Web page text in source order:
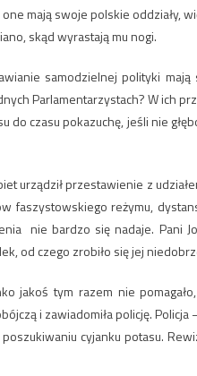
mają swoje polskie oddziały,
skąd wyrastają mu nogi.
samodzielnej polityki
Parlamentarzystach? W ich
do czasu pokazuchę, jeśli nie
urządził przestawienie z
faszystowskiego reżymu,
nie bardzo się nadaje. Pani
od czego zrobiło się jej
jakoś tym razem nie
i zawiadomiła policję.
cyjanku potasu.